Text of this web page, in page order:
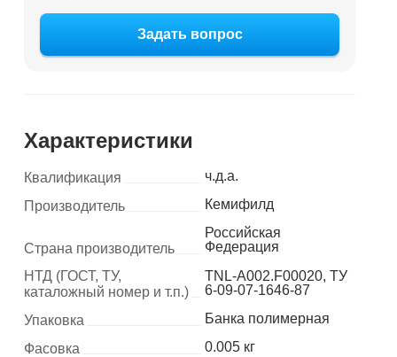
Задать вопрос
Характеристики
Квалификация
ч.д.а.
Производитель
Кемифилд
Страна производитель
Российская
Федерация
НТД (ГОСТ, ТУ,
каталожный номер и т.п.)
TNL-A002.F00020, ТУ
6-09-07-1646-87
Упаковка
Банка полимерная
Фасовка
0.005 кг